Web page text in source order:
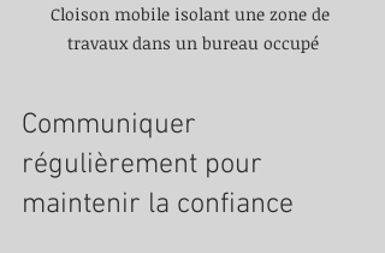
Cloison mobile isolant une zone de
travaux dans un bureau occupé
Communiquer
régulièrement pour
maintenir la confiance